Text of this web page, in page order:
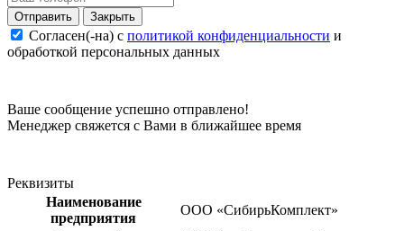
Закрыть
Согласен(-на) c политикой конфиденциальности и
обработкой персональных данных
Ваше сообщение успешно отправлено!
Менеджер свяжется с Вами в ближайшее время
Реквизиты
Наименование
предприятия
ООО «СибирьКомплект»